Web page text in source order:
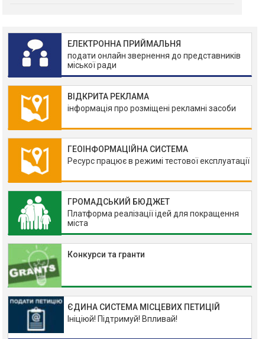
ЕЛЕКТРОННА ПРИЙМАЛЬНЯ
подати онлайн звернення до представників
міської ради
ВІДКРИТА РЕКЛАМА
інформація про розміщені рекламні засоби
ГЕОІНФОРМАЦІЙНА СИСТЕМА
Ресурс працює в режимі тестової експлуатації
ГРОМАДСЬКИЙ БЮДЖЕТ
Платформа реалізації ідей для покращення
міста
Конкурси та гранти
ЄДИНА СИСТЕМА МІСЦЕВИХ ПЕТИЦІЙ
Ініціюй! Підтримуй! Впливай!